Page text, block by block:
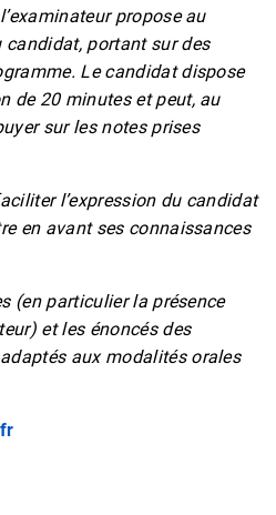
propose au
portant sur des
Le candidat dispose
de 20 minutes et peut, au
sur les notes prises
l’expression du candidat
en avant ses connaissances
(en particulier la présence
et les énoncés des
aux modalités orales